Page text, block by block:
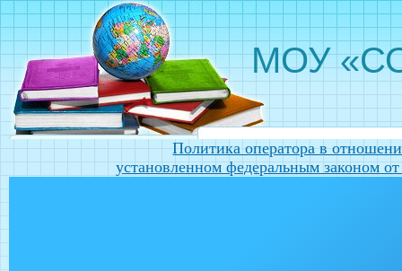
МОУ
Политика оператора в
установленном федеральным законом